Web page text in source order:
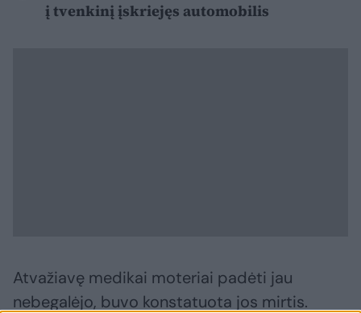
į tvenkinį įskriejęs automobilis
Atvažiavę medikai moteriai padėti jau
nebegalėjo, buvo konstatuota jos mirtis.